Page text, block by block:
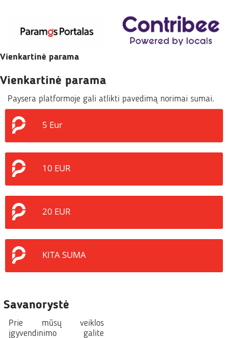
Vienkartinė parama
Vienkartinė parama
Paysera platformoje gali atlikti pavedimą norimai sumai.
5 Eur
10 EUR
20 EUR
KITA SUMA
Savanorystė
Prie mūsų veiklos
įgyvendinimo galite